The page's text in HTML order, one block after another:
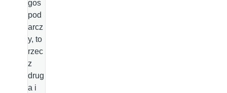
gos
pod
arcz
y, to
rzec
z
drug
a i